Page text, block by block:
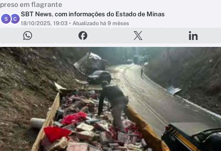
preso em flagrante
S C
SBT News, com informações do Estado de Minas
18/10/2025, 19:03 • Atualizado há 9 mêses